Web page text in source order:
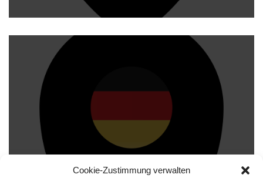
Cookie-Zustimmung verwalten